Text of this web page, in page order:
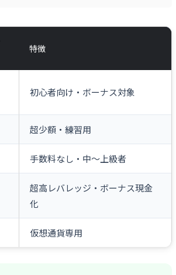
特徴
初心者向け・ボーナス対象
超少額・練習用
手数料なし・中〜上級者
超高レバレッジ・ボーナス現金
化
仮想通貨専用